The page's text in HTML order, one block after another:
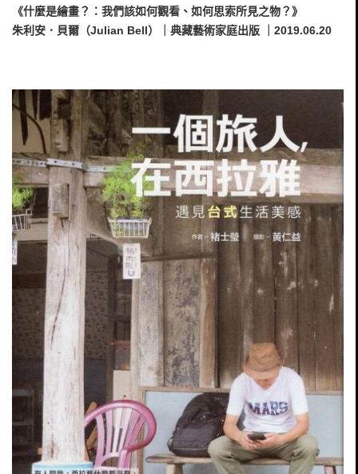
《什麼是繪畫？：我們該如何觀看、如何思索所見之物？》
朱利安．貝爾（Julian Bell）｜典藏藝術家庭出版 ｜2019.06.20